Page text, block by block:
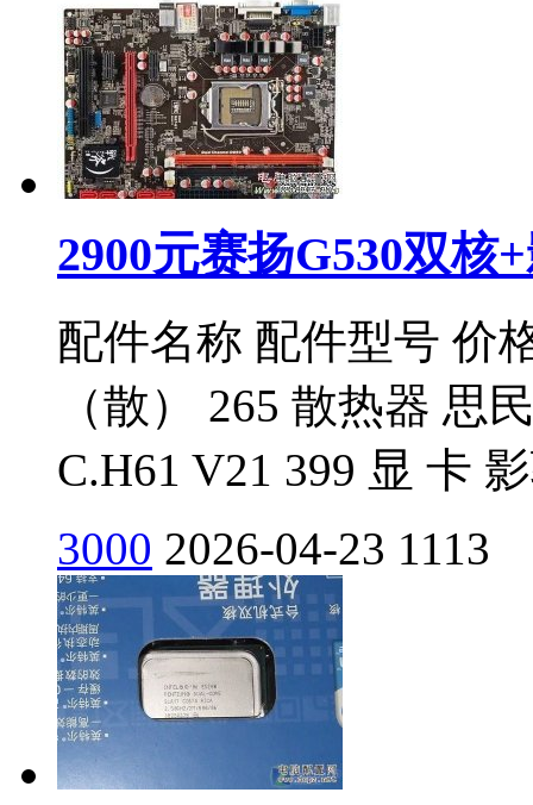
2900元赛扬G530双核
配件名称 配件型号 价
（散） 265 散热器 思
C.H61 V21 399 显 卡
3000 2026-04-23 1113